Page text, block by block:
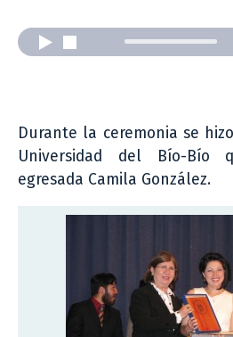
Durante la ceremonia se
Universidad del Bío-
egresada Camila González.